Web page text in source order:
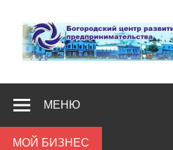
content
МЕНЮ
МОЙ БИЗНЕС